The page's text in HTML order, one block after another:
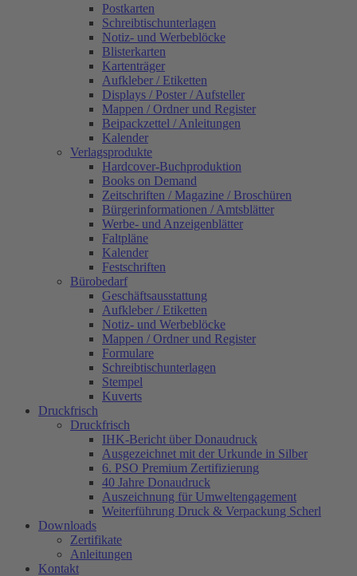
Postkarten
Schreibtischunterlagen
Notiz- und Werbeblöcke
Blisterkarten
Kartenträger
Aufkleber / Etiketten
Displays / Poster / Aufsteller
Mappen / Ordner und Register
Beipackzettel / Anleitungen
Kalender
Verlagsprodukte
Hardcover-Buchproduktion
Books on Demand
Zeitschriften / Magazine / Broschüren
Bürgerinformationen / Amtsblätter
Werbe- und Anzeigenblätter
Faltpläne
Kalender
Festschriften
Bürobedarf
Geschäftsausstattung
Aufkleber / Etiketten
Notiz- und Werbeblöcke
Mappen / Ordner und Register
Formulare
Schreibtischunterlagen
Stempel
Kuverts
Druckfrisch
Druckfrisch
IHK-Bericht über Donaudruck
Ausgezeichnet mit der Urkunde in Silber
6. PSO Premium Zertifizierung
40 Jahre Donaudruck
Auszeichnung für Umweltengagement
Weiterführung Druck & Verpackung Scherl
Downloads
Zertifikate
Anleitungen
Kontakt